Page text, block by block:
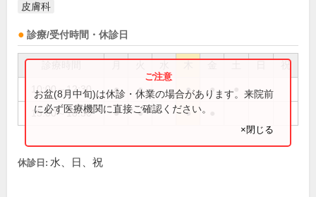
皮膚科
診療/受付時間・休診日
祝
10:00～12:30 ● ● ● ●
15:00～18:30 ● ● ●
お盆(8月中旬)は休診・休業の場合があります。来院前
に必ず医療機関に直接ご確認ください。
×閉じる
休診日: 水、日、祝